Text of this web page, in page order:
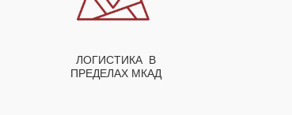
ЛОГИСТИКА В
ПРЕДЕЛАХ МКАД